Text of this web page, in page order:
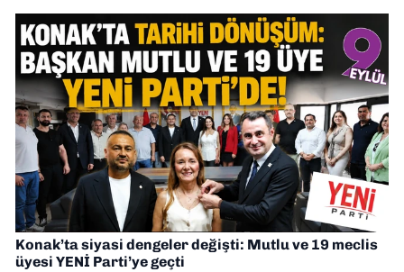
Konak’ta siyasi dengeler değişti: Mutlu ve 19 meclis
üyesi YENİ Parti’ye geçti